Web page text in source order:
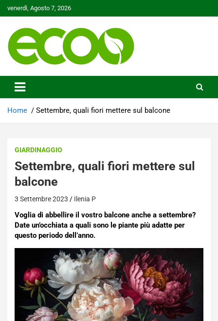
to
venerdì, Agosto 7, 2026
Ecoo.it
Home Settembre, quali fiori mettere sul balcone
GIARDINAGGIO
Settembre, quali fiori mettere sul
balcone
3 Settembre 2023 Ilenia P
Voglia di abbellire il vostro balcone anche a settembre?
Date un’occhiata a quali sono le piante più adatte per
questo periodo dell’anno.